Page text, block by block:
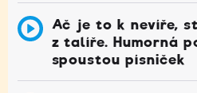
Ač je to k nevíře,
z talíře. Humorná
spoustou písniček